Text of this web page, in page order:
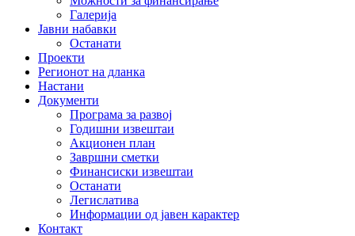
Галерија
Јавни набавки
Останати
Проекти
Регионот на дланка
Настани
Документи
Програма за развој
Годишни извештаи
Акционен план
Завршни сметки
Финансиски извештаи
Останати
Легислатива
Информации од јавен карактер
Контакт